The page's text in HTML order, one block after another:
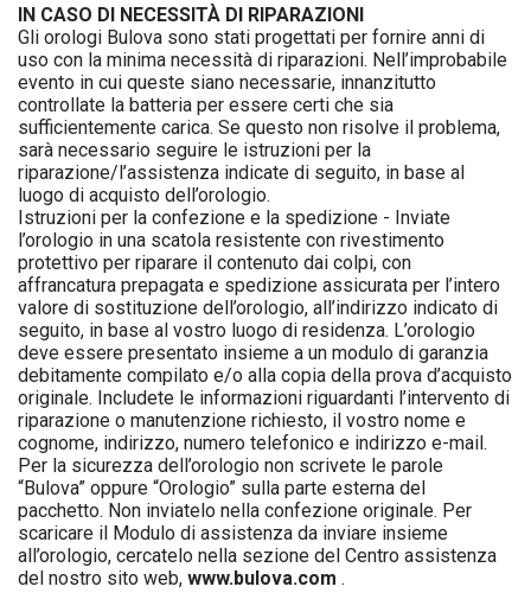
IN CASO DI NECESSITÀ DI RIPARAZIONI
Gli orologi Bulova sono stati progettati per fornire anni di
uso con la minima necessità di riparazioni. Nell’improbabile
evento in cui queste siano necessarie, innanzitutto
controllate la batteria per essere certi che sia
sufficientemente carica. Se questo non risolve il problema,
sarà necessario seguire le istruzioni per la
riparazione/l’assistenza indicate di seguito, in base al
luogo di acquisto dell’orologio.
Istruzioni per la confezione e la spedizione - Inviate
l’orologio in una scatola resistente con rivestimento
protettivo per riparare il contenuto dai colpi, con
affrancatura prepagata e spedizione assicurata per l’intero
valore di sostituzione dell’orologio, all’indirizzo indicato di
seguito, in base al vostro luogo di residenza. L’orologio
deve essere presentato insieme a un modulo di garanzia
debitamente compilato e/o alla copia della prova d’acquisto
originale. Includete le informazioni riguardanti l’intervento di
riparazione o manutenzione richiesto, il vostro nome e
cognome, indirizzo, numero telefonico e indirizzo e-mail.
Per la sicurezza dell’orologio non scrivete le parole
“Bulova” oppure “Orologio” sulla parte esterna del
pacchetto. Non inviatelo nella confezione originale. Per
scaricare il Modulo di assistenza da inviare insieme
all’orologio, cercatelo nella sezione del Centro assistenza
del nostro sito web, www.bulova.com .